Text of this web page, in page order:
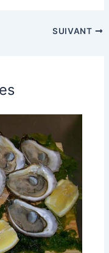
SUIVANT